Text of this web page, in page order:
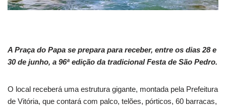
A Praça do Papa se prepara para receber, entre os dias 28 e
30 de junho, a 96ª edição da tradicional Festa de São Pedro.
O local receberá uma estrutura gigante, montada pela Prefeitura
de Vitória, que contará com palco, telões, pórticos, 60 barracas,